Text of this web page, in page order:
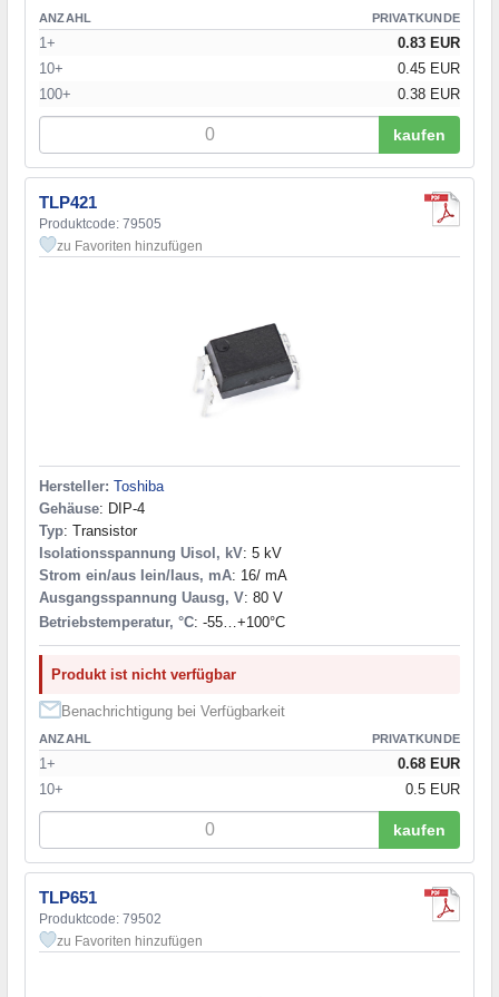
ANZAHL PRIVATKUNDE
1+
0.83 EUR
10+
0.45 EUR
100+
0.38 EUR
kaufen
TLP421
Produktcode: 79505
zu Favoriten hinzufügen
Hersteller: Toshiba
Gehäuse: DIP-4
Typ: Transistor
Isolationsspannung Uisol, kV: 5 kV
Strom ein/aus Iein/Iaus, mA: 16/ mA
Ausgangsspannung Uausg, V: 80 V
Betriebstemperatur, °C: -55…+100°С
Produkt ist nicht verfügbar
Benachrichtigung bei Verfügbarkeit
ANZAHL PRIVATKUNDE
1+
0.68 EUR
10+
0.5 EUR
kaufen
TLP651
Produktcode: 79502
zu Favoriten hinzufügen